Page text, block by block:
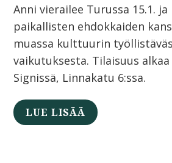
Anni vierailee Turussa 15.1.
paikallisten ehdokkaiden
muassa kulttuurin
vaikutuksesta. Tilaisuus alkaa
Signissä, Linnakatu 6:ssa.
LUE LISÄÄ